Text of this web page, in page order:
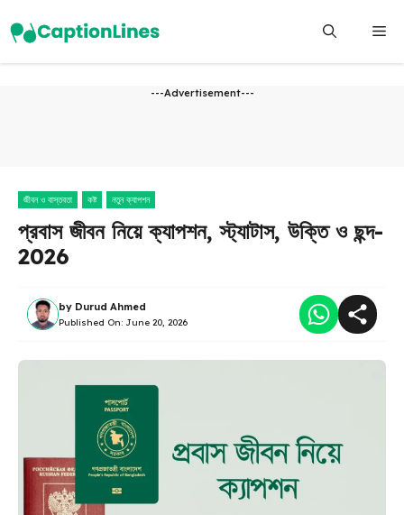
to
content
---Advertisement---
জীবন ও বাস্তবতা কষ্ট নতুন ক্যাপশন
প্রবাস জীবন নিয়ে ক্যাপশন, স্ট্যাটাস, উক্তি ও ছন্দ-
2026
by Durud Ahmed
Published On: June 20, 2026